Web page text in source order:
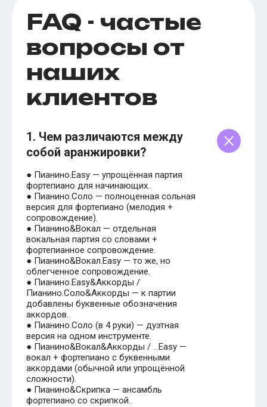
FAQ - частые
вопросы от
наших
клиентов
1. Чем различаются между
собой аранжировки?
● Пианино.Easy — упрощённая партия
фортепиано для начинающих.
● Пианино.Соло — полноценная сольная
версия для фортепиано (мелодия +
сопровождение).
● Пианино&Вокал — отдельная
вокальная партия со словами +
фортепианное сопровождение.
● Пианино&Вокал.Easy — то же, но
облегченное сопровождение.
● Пианино.Easy&Аккорды /
Пианино.Соло&Аккорды — к партии
добавлены буквенные обозначения
аккордов.
● Пианино.Соло (в 4 руки) — дуэтная
версия на одном инструменте.
● Пианино&Вокал&Аккорды / …Easy —
вокал + фортепиано с буквенными
аккордами (обычной или упрощённой
сложности).
● Пианино&Скрипка — ансамбль
фортепиано со скрипкой.